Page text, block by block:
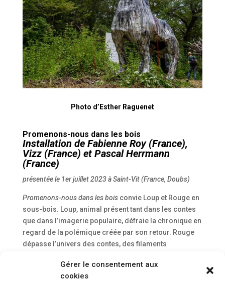
Gérer le consentement aux
cookies
Photo d’Esther Raguenet
Promenons-nous dans les bois
Installation de Fabienne Roy (France),
Vizz (France) et Pascal Herrmann
(France)
présentée le 1er juillet 2023 à Saint-Vit (France, Doubs)
Promenons-nous dans les boisconvie Loup et Rouge en
sous-bois. Loup, animal présent tant dans les contes
que dans l’imagerie populaire, défraie la chronique en
regard de la polémique créée par son retour. Rouge
dépasse l’univers des contes, des filaments
loups apprend à hurler. Quand un animal disparaît,
c’est l’écosystème tout entier qui est menacé. Rouge et